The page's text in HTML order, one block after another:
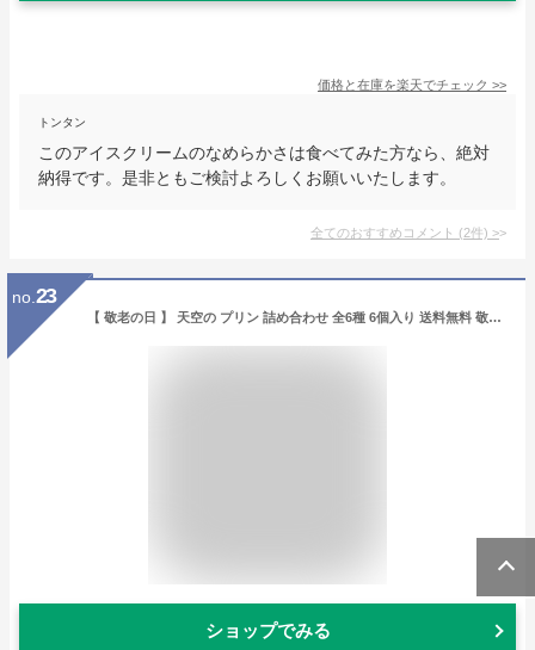
価格と在庫を楽天でチェック >>
トンタン
このアイスクリームのなめらかさは食べてみた方なら、絶対
納得です。是非ともご検討よろしくお願いいたします。
全てのおすすめコメント (2件) >
no. 23
【 敬老の日 】 天空の プリン 詰め合わせ 全6種 6個入り 送料無料 敬老の日 プレゼント お取り寄せ 誕生日 ギフト 贈り物 瓶 ヒルナンデス バースデー 敬老の日 お礼 高級 洋菓子
ショップでみる